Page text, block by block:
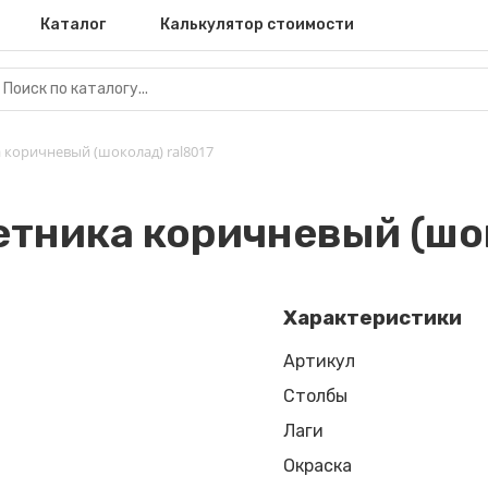
Каталог Калькулятор стоимости
коричневый (шоколад) ral8017
коричневый
Характеристики
Артикул
Столбы
Лаги
Окраска